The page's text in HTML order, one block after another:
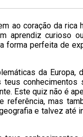
ao coração da rica
aprendiz curioso
forma perfeita de
da Europa,
conhecimentos
Este quiz não é
mas
e talvez até